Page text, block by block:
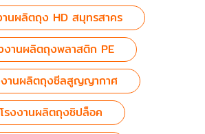
านผลิตถุง HD สมุทรสาคร
งานผลิตถุงพลาสติก PE
งานผลิตถุงซีลสูญญากาศ
โรงงานผลิตถุงซิปล็อค